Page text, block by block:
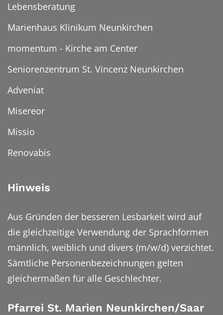
Lebensberatung
Marienhaus Klinikum Neunkirchen
momentum - Kirche am Center
Seniorenzentrum St. Vincenz Neunkirchen
Adveniat
Misereor
Missio
Renovabis
Hinweis
Aus Gründen der besseren Lesbarkeit wird auf
die gleichzeitige Verwendung der Sprachformen
männlich, weiblich und divers (m/w/d) verzichtet.
Sämtliche Personenbezeichnungen gelten
gleichermaßen für alle Geschlechter.
Pfarrei St. Marien Neunkirchen/Saar